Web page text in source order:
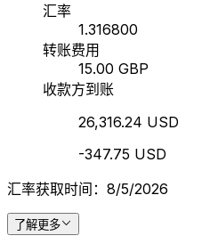
汇率
1.316800
转账费用
15.00 GBP
收款方到账
26,316.24 USD
-347.75 USD
汇率获取时间：8/5/2026
了解更多